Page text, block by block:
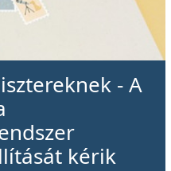
- A
kérik